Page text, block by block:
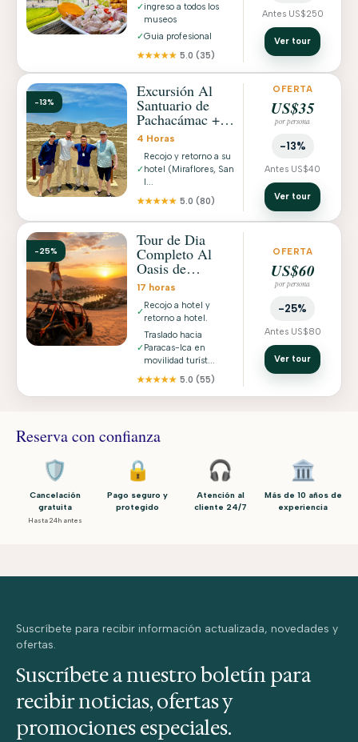
✓ingreso a todos los
museos
✓Guia profesional
★★★★★ 5.0 (35)
Antes US$250
Ver tour
-13%
Excursión Al
Santuario de
Pachacámac +
Museo con
Recojo a Hotel
4 Horas
✓
Recojo y retorno a su
hotel (Miraflores, San
I...
★★★★★ 5.0 (80)
OFERTA
US$35
por persona
-13%
Antes US$40
Ver tour
-25%
Tour de Dia
Completo Al
Oasis de
Huacachina +
Islas Ballestas en
Paracas
17 horas
✓
Recojo a hotel y
retorno a hotel.
✓
Traslado hacia
Paracas-Ica en
movilidad turíst...
★★★★★ 5.0 (55)
OFERTA
US$60
por persona
-25%
Antes US$80
Ver tour
Reserva con confianza
🛡️
Cancelación
gratuita
Hasta 24h antes
🔒
Pago seguro y
protegido
🎧
Atención al
cliente 24/7
🏛️
Más de 10 años de
experiencia
Suscríbete para recibir información actualizada, novedades y
ofertas.
Suscríbete a nuestro boletín para
recibir noticias, ofertas y
promociones especiales.